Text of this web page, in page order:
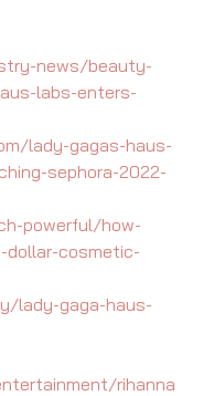
news/beauty-
labs-enters-
lady-gagas-haus-
sephora-2022-
powerful/how-
dollar-cosmetic-
lady-gaga-haus-
rihanna